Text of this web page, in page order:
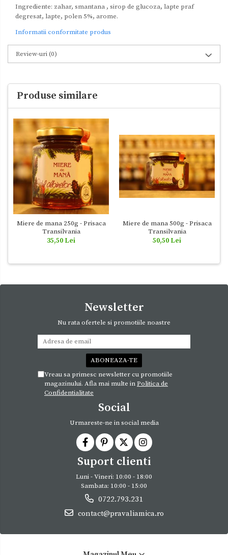
Ingrediente: zahar, smantana , sirop de glucoza, lapte praf
degresat, lapte, polen 5%, arome.
Informatii conformitate produs
Review-uri(0)
Produse similare
Miere de mana 250g - Prisaca
Transilvania
35,50 Lei
Miere de mana 500g - Prisaca
Transilvania
50,50 Lei
Newsletter
Nu rata ofertele si promotiile noastre
Vreau sa primesc newsletter cu promotiile
magazinului. Afla mai multe inPolitica de
Confidentialitate
Social
Urmareste-ne in social media
Suport clienti
Luni - Vineri: 10:00 - 18:00
Sambata: 10:00 - 15:00
0722.793.231
contact@pravaliamica.ro